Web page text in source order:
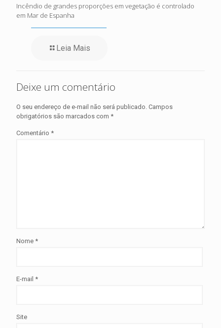
Incêndio de grandes proporções em vegetação é controlado
em Mar de Espanha
Leia Mais
Deixe um comentário
O seu endereço de e-mail não será publicado. Campos
obrigatórios são marcados com *
Comentário *
Nome *
E-mail *
Site